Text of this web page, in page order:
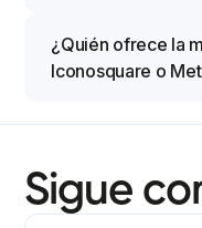
¿Quién ofrece la
Iconosquare o
Sigue